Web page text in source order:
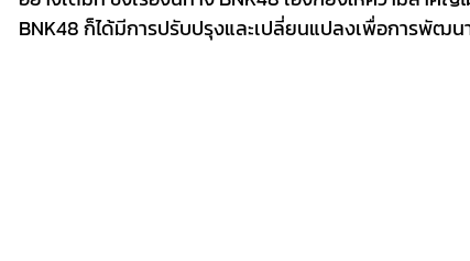
BNK48 ก็ได้มีการปรับปรุงและเปลี่ยนแปลงเพื่อการพัฒน